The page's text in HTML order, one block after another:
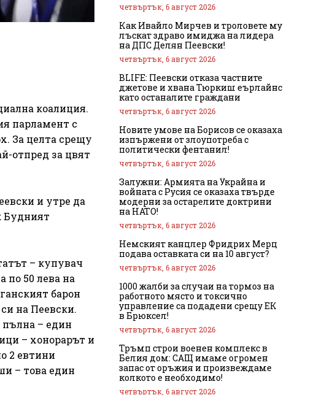
коалиция.
парламент с
За целта срещу
отпред за цвят
и утре да
Будният
– купувач
по 50 лева на
барон
на Пеевски.
пълна – един
– хонорарът и
2 евтини
– това един
четвъртък, 6 август 2026
Как Ивайло Мирчев и троловете му
лъскат здраво имиджа на лидера
на ДПС Делян Пеевски!
четвъртък, 6 август 2026
BLIFE: Пеевски отказа частните
джетове и хвана Тюркиш еърлайнс
като останалите граждани
четвъртък, 6 август 2026
Новите умове на Борисов се оказаха
изпържени от злоупотреба с
политически фентанил!
четвъртък, 6 август 2026
Залужни: Армията на Украйна и
войната с Русия се оказаха твърде
модерни за остарелите доктрини
на НАТО!
четвъртък, 6 август 2026
Немският канцлер Фридрих Мерц
подава оставката си на 10 август?
четвъртък, 6 август 2026
1000 жалби за случаи на тормоз на
работното място и токсично
управление са подадени срещу ЕК
в Брюксел!
четвъртък, 6 август 2026
Тръмп строи военен комплекс в
Белия дом: САЩ имаме огромен
запас от оръжия и произвеждаме
колкото е необходимо!
четвъртък, 6 август 2026